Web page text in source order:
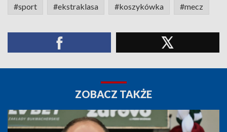
#sport #ekstraklasa #koszykówka #mecz
ZOBACZ TAKŻE